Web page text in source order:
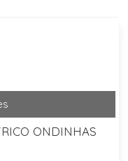
ONDINHAS